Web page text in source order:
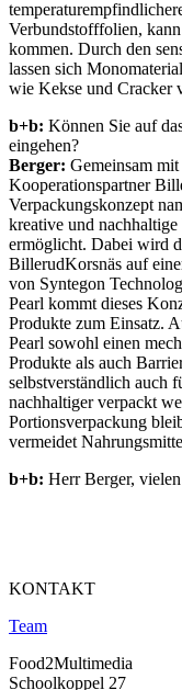
Verbundstofffolien,
kommen. Durch den
lassen sich
wie Kekse und Cracker
b+b: Können Sie auf
eingehen?
Berger: Gemeinsam
Kooperationspartner
Verpackungskonzept
kreative und
ermöglicht. Dabei wird
BillerudKorsnäs auf
von Syntegon
Pearl kommt dieses
Produkte zum Einsatz.
Pearl sowohl einen
Produkte als auch
selbstverständlich auch
nachhaltiger verpackt
Portionsverpackung
vermeidet
b+b: Herr Berger,
KONTAKT
Team
Food2Multimedia
Schoolkoppel 27